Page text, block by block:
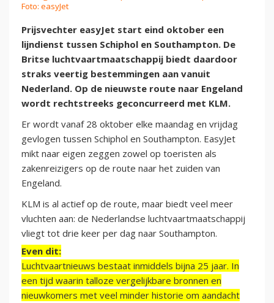
Foto: easyJet
Prijsvechter easyJet start eind oktober een
lijndienst tussen Schiphol en Southampton. De
Britse luchtvaartmaatschappij biedt daardoor
straks veertig bestemmingen aan vanuit
Nederland. Op de nieuwste route naar Engeland
wordt rechtstreeks geconcurreerd met KLM.
Er wordt vanaf 28 oktober elke maandag en vrijdag
gevlogen tussen Schiphol en Southampton. EasyJet
mikt naar eigen zeggen zowel op toeristen als
zakenreizigers op de route naar het zuiden van
Engeland.
KLM is al actief op de route, maar biedt veel meer
vluchten aan: de Nederlandse luchtvaartmaatschappij
vliegt tot drie keer per dag naar Southampton.
Even dit:
Luchtvaartnieuws bestaat inmiddels bijna 25 jaar. In
een tijd waarin talloze vergelijkbare bronnen en
nieuwkomers met veel minder historie om aandacht